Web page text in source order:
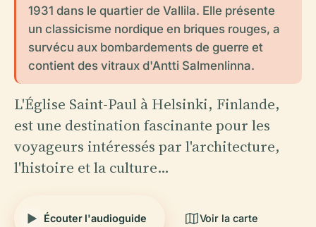
1931 dans le quartier de Vallila. Elle présente
un classicisme nordique en briques rouges, a
survécu aux bombardements de guerre et
contient des vitraux d'Antti Salmenlinna.
L'Église Saint-Paul à Helsinki, Finlande,
est une destination fascinante pour les
voyageurs intéressés par l'architecture,
l'histoire et la culture…
Écouter l'audioguide Voir la carte